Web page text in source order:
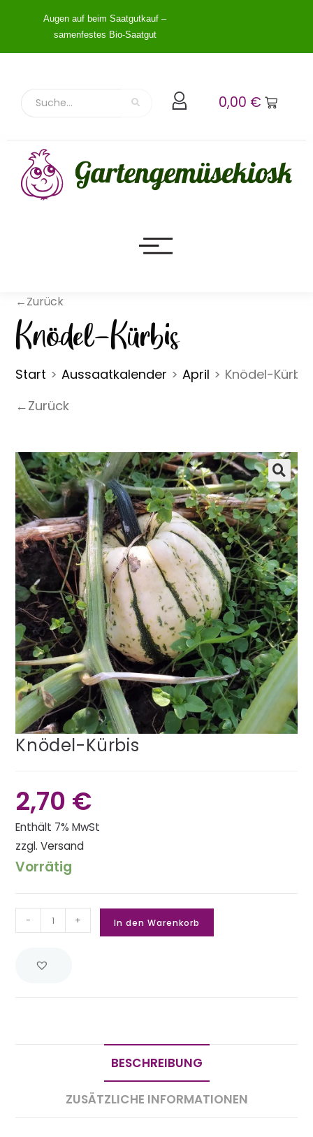
Augen auf beim Saatgutkauf –
samenfestes Bio-Saatgut
0,00 €
Knödel-Kürbis
Start > Aussaatkalender > April > Knödel-Kürbis
←Zurück
🔍
Knödel-Kürbis
2,70 €
Enthält 7% MwSt
zzgl.Versand
Vorrätig
- + In den Warenkorb
BESCHREIBUNG
ZUSÄTZLICHE INFORMATIONEN
←Zurück